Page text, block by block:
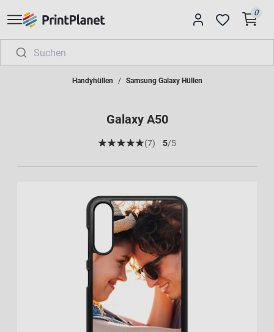
0
Handyhüllen Samsung Galaxy Hüllen
Galaxy A50
(7) 5/5